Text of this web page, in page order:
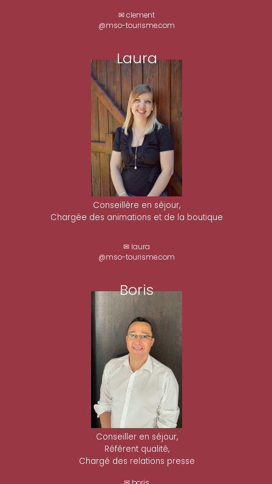
✉ clement
@mso-tourisme.com
Laura
Conseillère en séjour,
Chargée des animations et de la boutique
✉ laura
@mso-tourisme.com
Boris
Conseiller en séjour,
Référent qualité,
Chargé des relations presse